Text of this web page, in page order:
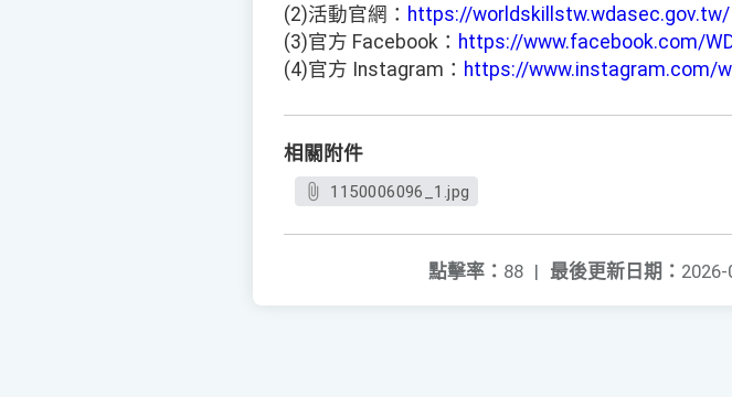
(2)活動官網： https://worldskillstw.wdasec.gov.tw/
(3)官方 Facebook： https://www.facebook.com/
(4)官方 Instagram： https://www.instagram.com/
相關附件
1150006096_1.jpg
最後更新日期： 2026-
點擊率： 88 |